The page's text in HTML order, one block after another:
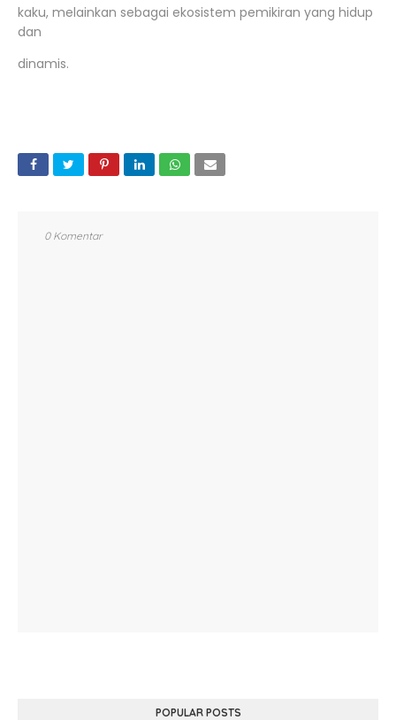
kaku, melainkan sebagai ekosistem pemikiran yang hidup
dan
dinamis.
0 Komentar
POPULAR POSTS